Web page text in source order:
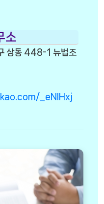
소
상동 448-1 뉴법조
_eNlHxj